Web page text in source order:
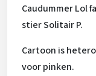
Caudummer Lol
stier Solitair P.
Cartoon is
voor pinken.